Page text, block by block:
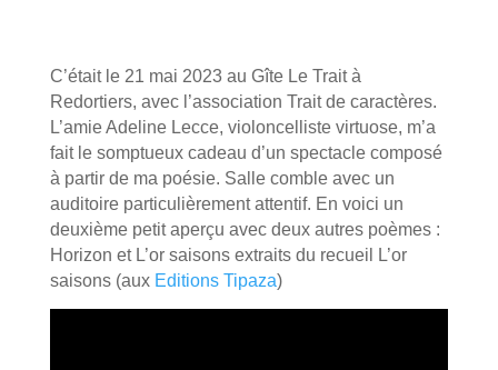
C’était le 21 mai 2023 au Gîte Le Trait à
Redortiers, avec l’association Trait de caractères.
L’amie Adeline Lecce, violoncelliste virtuose, m’a
fait le somptueux cadeau d’un spectacle composé
à partir de ma poésie. Salle comble avec un
auditoire particulièrement attentif. En voici un
deuxième petit aperçu avec deux autres poèmes :
Horizon et L’or saisons extraits du recueil L’or
saisons (aux Editions Tipaza)